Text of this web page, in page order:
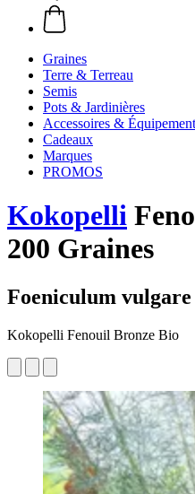
Graines
Terre & Terreau
Semis
Pots & Jardinières
Accessoires & Équipement
Cadeaux
Marques
PROMOS
Kokopelli
200 Graines
Foeniculum
Kokopelli Fenouil Bronze Bio